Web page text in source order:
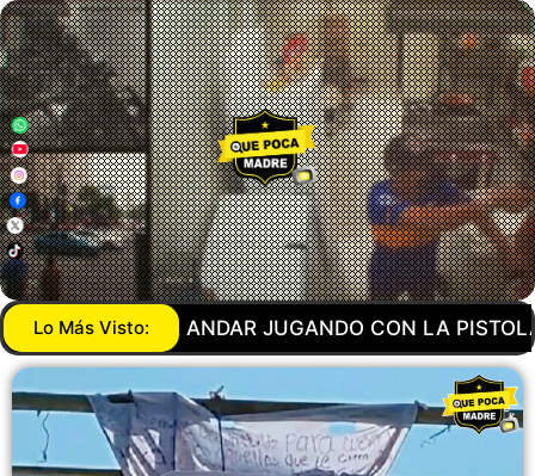
Lo Más Visto:
PISTOLA… AGENTE DE LA GUARDIA NACIONAL